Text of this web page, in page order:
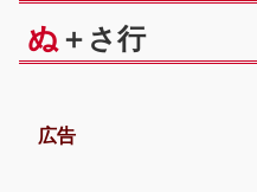
ぬ ＋さ行
広告